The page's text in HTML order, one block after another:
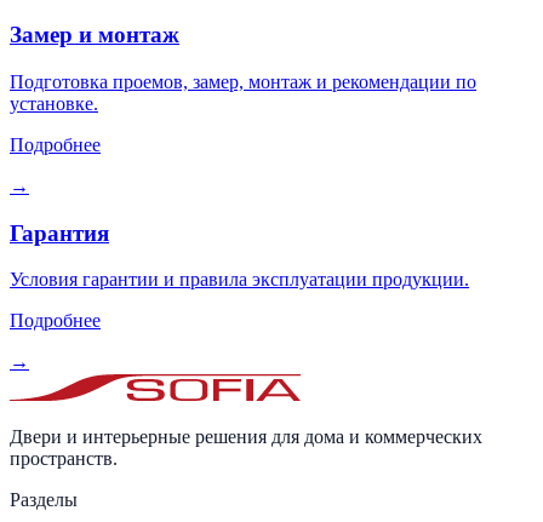
Замер и монтаж
Подготовка проемов, замер, монтаж и рекомендации по
установке.
Подробнее
→
Гарантия
Условия гарантии и правила эксплуатации продукции.
Подробнее
→
Двери и интерьерные решения для дома и коммерческих
пространств.
Разделы